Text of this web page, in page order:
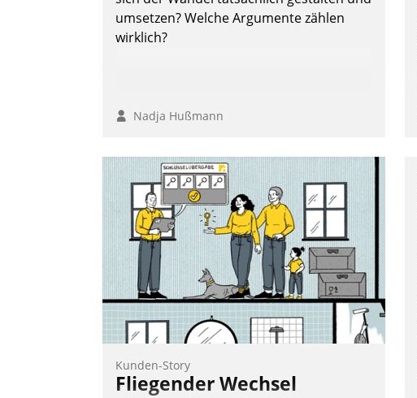
umsetzen? Welche Argumente zählen
wirklich?
Nadja Hußmann
Kunden-Story
Fliegender Wechsel